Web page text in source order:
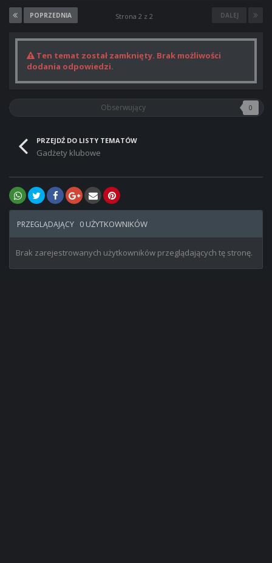
POPRZEDNIA DALEJ
Strona 2 z 2
Ten temat został zamknięty. Brak możliwości
dodania odpowiedzi.
Obserwujący 0
PRZEJDŹ DO LISTY TEMATÓW
Gadżety klubowe
PRZEGLĄDAJĄCY 0 UŻYTKOWNIKÓW
Brak zarejestrowanych użytkowników przeglądających tę stronę.